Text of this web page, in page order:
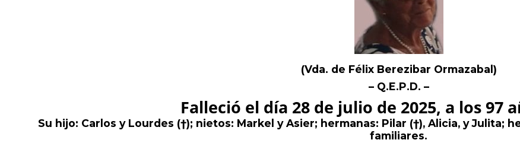
(Vda. de Félix Berezibar Ormazabal)
– Q.E.P.D. –
Falleció el día 28 de julio de 2025, a los 97
Su hijo: Carlos y Lourdes (†); nietos: Markel y Asier; hermanas: Pilar (†), Alicia, y Julita;
familiares.